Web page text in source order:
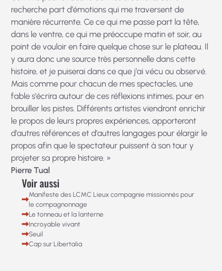
recherche part d’émotions qui me traversent de
manière récurrente. Ce ce qui me passe part la tête,
dans le ventre, ce qui me préoccupe matin et soir, au
point de vouloir en faire quelque chose sur le plateau. Il
y aura donc une source très personnelle dans cette
histoire, et je puiserai dans ce que j’ai vécu ou observé.
Mais comme pour chacun de mes spectacles, une
fable s’écrira autour de ces réflexions intimes, pour en
brouiller les pistes. Différents artistes viendront enrichir
le propos de leurs propres expériences, apporteront
d’autres références et d’autres langages pour élargir le
propos afin que le spectateur puissent à son tour y
projeter sa propre histoire. »
Pierre Tual
Voir aussi
Manifeste des LCMC Lieux compagnie missionnés pour
le compagnonnage
Le tonneau et la lanterne
Incroyable vivant
Seuil
Cap sur Libertalia